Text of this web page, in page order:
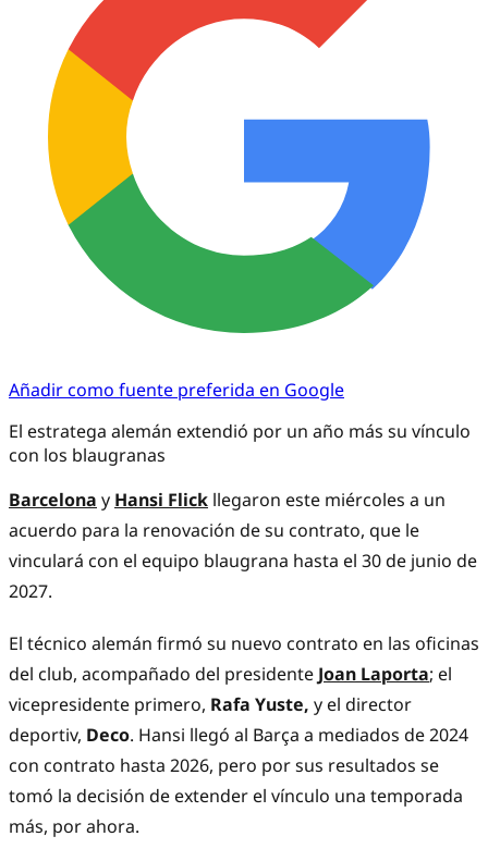
Añadir como fuente preferida en Google
El estratega alemán extendió por un año más su vínculo
con los blaugranas
Barcelona y Hansi Flick llegaron este miércoles a un
acuerdo para la renovación de su contrato, que le
vinculará con el equipo blaugrana hasta el 30 de junio de
2027.
El técnico alemán firmó su nuevo contrato en las oficinas
del club, acompañado del presidente ​​ Joan Laporta; el
vicepresidente primero, Rafa Yuste, y el director
deportiv, Deco. Hansi llegó al Barça a mediados de 2024
con contrato hasta 2026, pero por sus resultados se
tomó la decisión de extender el vínculo una temporada
más, por ahora.